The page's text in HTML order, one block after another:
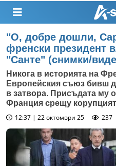
"О, добре дошли,
френски президент
"Санте" (снимки/
Никога в историята на
Европейския съюз бивш
в затвора. Присъдата му
Франция срещу
12:37 | 22 октомври 25
237